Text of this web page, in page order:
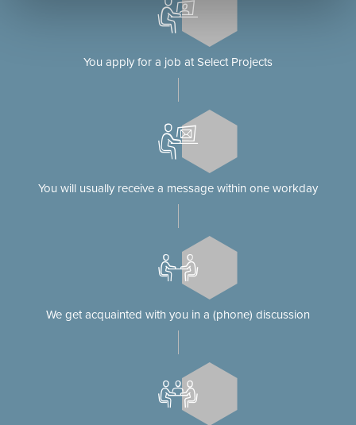
You apply for a job at Select Projects
You will usually receive a message within one workday
We get acquainted with you in a (phone) discussion